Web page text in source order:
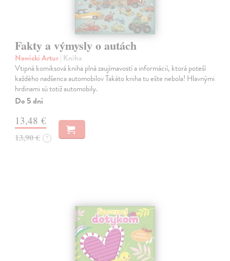
Fakty a výmysly o autách
Nowicki Artur| Kniha
Vtipná komiksová kniha plná zaujímavostí a informácií, ktorá poteší
každého nadšenca automobilov Takáto kniha tu ešte nebola! Hlavnými
hrdinami sú totiž automobily.
Do 5 dní
13,48 €
13,90 € ?